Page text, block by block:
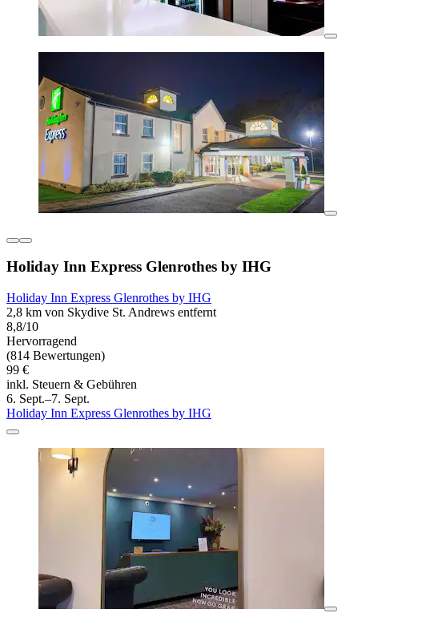
Holiday Inn Express Glenrothes by IHG
Holiday Inn Express Glenrothes by IHG
2,8 km von Skydive St. Andrews entfernt
8,8/10
Hervorragend
(814 Bewertungen)
99 €
inkl. Steuern & Gebühren
6. Sept.–7. Sept.
Holiday Inn Express Glenrothes by IHG